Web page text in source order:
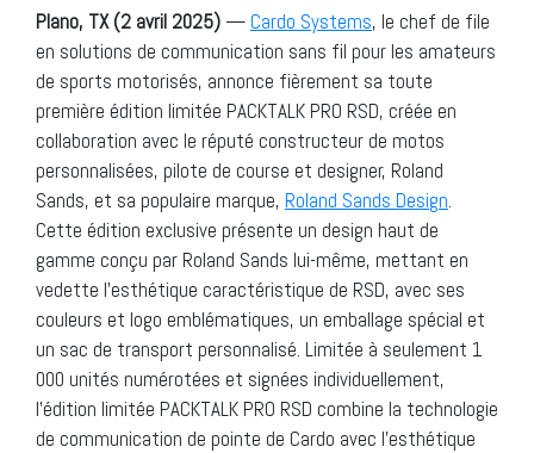
Plano, TX (2 avril 2025) —Cardo Systems, le chef de file
en solutions de communication sans fil pour les amateurs
de sports motorisés, annonce fièrement sa toute
première édition limitée PACKTALK PRO RSD, créée en
collaboration avec le réputé constructeur de motos
personnalisées, pilote de course et designer, Roland
Sands, et sa populaire marque, Roland Sands Design.
Cette édition exclusive présente un design haut de
gamme conçu par Roland Sands lui-même, mettant en
vedette l’esthétique caractéristique de RSD, avec ses
couleurs et logo emblématiques, un emballage spécial et
un sac de transport personnalisé. Limitée à seulement 1
000 unités numérotées et signées individuellement,
l’édition limitée PACKTALK PRO RSD combine la technologie
de communication de pointe de Cardo avec l’esthétique